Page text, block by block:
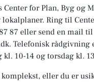
Center for Plan, Byg og
lokalplaner. Ring til
87 eller send en mail til
Telefonisk
10-14 og torsdag kl.
eller du er